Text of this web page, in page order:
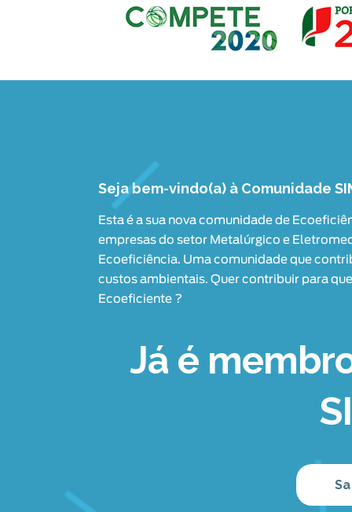
Seja bem-vindo(a) à Comunidade
Esta é a sua nova comunidade de
empresas do setor Metalúrgico e
Ecoeficiência. Uma comunidade que
custos ambientais. Quer contribuir para
Ecoeficiente ?
Já é